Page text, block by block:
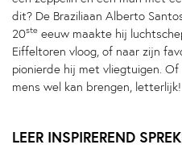
dit? De Braziliaan Alberto
20ste eeuw maakte hij
Eiffeltoren vloog, of naar zijn
pionierde hij met vliegtuigen.
mens wel kan brengen, letterlijk!
LEER INSPIREREND